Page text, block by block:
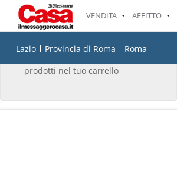
IL TUO CARRELLO
prodotti nel tuo carrello
VENDITA AFFITTO
Lazio Provincia di Roma Roma